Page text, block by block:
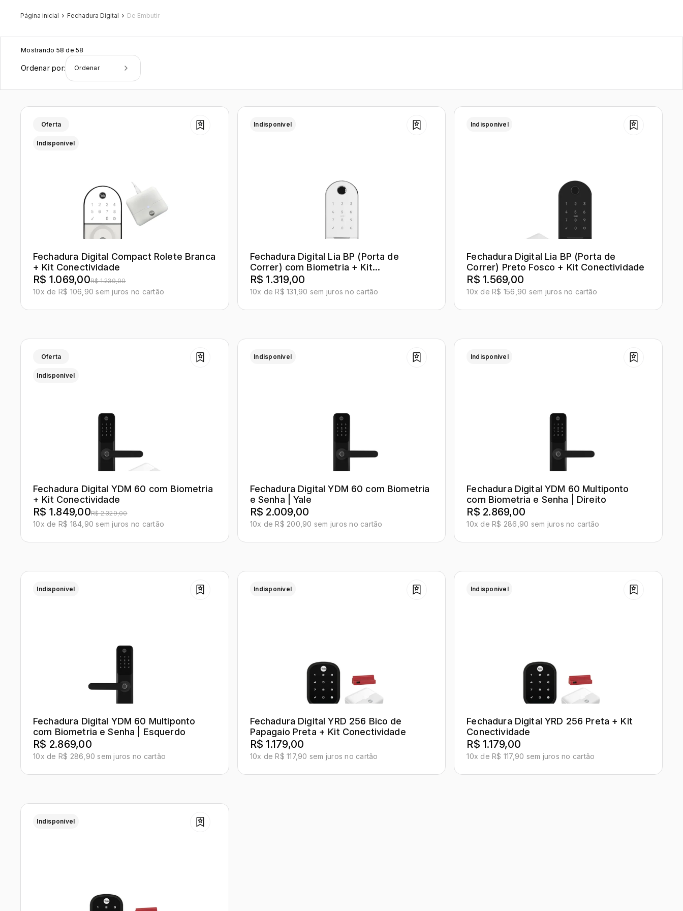
Página inicial Fechadura Digital De Embutir
Mostrando 58 de 58
Ordenar por: Ordenar
Oferta
Indisponível
Fechadura Digital Compact Rolete Branca
+ Kit Conectividade
R$ 1.239,00
R$ 1.069,00
10x de R$ 106,90 sem juros no cartão
Indisponível
Fechadura Digital Lia BP (Porta de
Correr) com Biometria + Kit
Conectividade
R$ 1.319,00
10x de R$ 131,90 sem juros no cartão
Indisponível
Fechadura Digital Lia BP (Porta de
Correr) Preto Fosco + Kit Conectividade
R$ 1.569,00
10x de R$ 156,90 sem juros no cartão
Oferta
Indisponível
Fechadura Digital YDM 60 com Biometria
+ Kit Conectividade
R$ 2.329,00
R$ 1.849,00
10x de R$ 184,90 sem juros no cartão
Indisponível
Fechadura Digital YDM 60 com Biometria
e Senha | Yale
R$ 2.009,00
10x de R$ 200,90 sem juros no cartão
Indisponível
Fechadura Digital YDM 60 Multiponto
com Biometria e Senha | Direito
R$ 2.869,00
10x de R$ 286,90 sem juros no cartão
Indisponível
Fechadura Digital YDM 60 Multiponto
com Biometria e Senha | Esquerdo
R$ 2.869,00
10x de R$ 286,90 sem juros no cartão
Indisponível
Fechadura Digital YRD 256 Bico de
Papagaio Preta + Kit Conectividade
R$ 1.179,00
10x de R$ 117,90 sem juros no cartão
Indisponível
Fechadura Digital YRD 256 Preta + Kit
Conectividade
R$ 1.179,00
10x de R$ 117,90 sem juros no cartão
Indisponível